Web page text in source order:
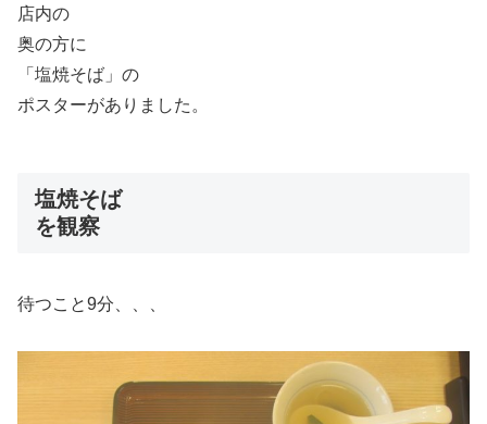
店内の
奥の方に
「塩焼そば」の
ポスターがありました。
塩焼そば
を観察
待つこと9分、、、